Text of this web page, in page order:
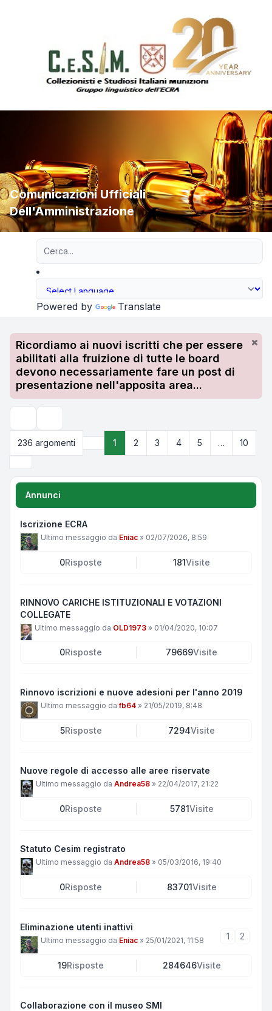
Comunicazioni Ufficiali
Dell'Amministrazione
Powered by Translate
Ricordiamo ai nuovi iscritti che per essere
abilitati alla fruizione di tutte le board
devono necessariamente fare un post di
presentazione nell'apposita area...
236 argomenti
Pagina di10
1 2 3 4 5 …
10
Annunci
Iscrizione ECRA
Ultimo messaggio da Eniac » 02/07/2026, 8:59
0Risposte 181Visite
RINNOVO CARICHE ISTITUZIONALI E VOTAZIONI
COLLEGATE
Ultimo messaggio da OLD1973 » 01/04/2020, 10:07
0Risposte 79669Visite
Rinnovo iscrizioni e nuove adesioni per l'anno 2019
Ultimo messaggio dafb64 » 21/05/2019, 8:48
5Risposte 7294Visite
Nuove regole di accesso alle aree riservate
Ultimo messaggio da Andrea58 » 22/04/2017, 21:22
0Risposte 5781Visite
Statuto Cesim registrato
Ultimo messaggio da Andrea58 » 05/03/2016, 19:40
0Risposte 83701Visite
Eliminazione utenti inattivi
Ultimo messaggio da Eniac » 25/01/2021, 11:58 1 2
19Risposte 284646Visite
Collaborazione con il museo SMI